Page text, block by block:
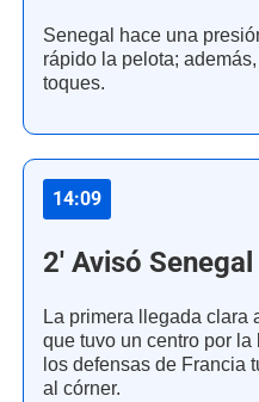
Senegal hace una
rápido la pelota;
toques.
14:09
2' Avisó Senegal
La primera llegada clara
que tuvo un centro por
los defensas de Francia
al córner.